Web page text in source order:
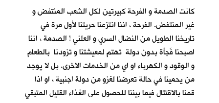
كانت الصدمة و الفرحة كبيرتين لكل الشعب المنتفض و
غير المنتفض. الفرحة ، اننا انتزعنا حريتنا لأول مرة في
تاريخنا الطويل من النضال السري و العلني ! الصدمة ، اننا
اصبحنا فَجأة بدون دولة تهتم لمعيشتنا و تزودنا بالطعام
و الوقود و الكهرباء او اي من الخدمات الاخرى. بل لا يوجد
من يحمينا في حالة تعرضنا لغزو من دولة اجنبية ، او اذا
قمنا بالاقتتال فيما بيننا للحصول على الغذاء القليل المتبقي